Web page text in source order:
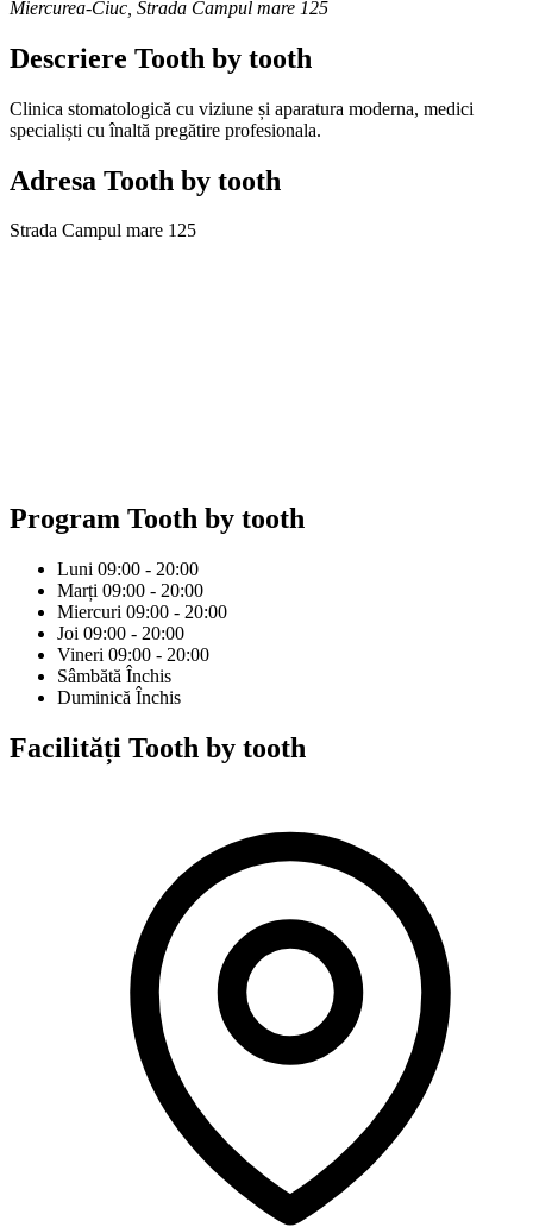
Miercurea-Ciuc Strada Campul mare 125
Descriere Tooth by tooth
Clinica stomatologică cu viziune și aparatura moderna, medici
specialiști cu înaltă pregătire profesionala.
Adresa Tooth by tooth
Strada Campul mare 125
Program Tooth by tooth
Luni 09:00 - 20:00
Marți 09:00 - 20:00
Miercuri 09:00 - 20:00
Joi 09:00 - 20:00
Vineri 09:00 - 20:00
Sâmbătă Închis
Duminică Închis
Facilități Tooth by tooth